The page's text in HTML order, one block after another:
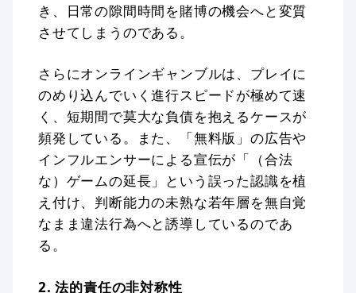
き、日常の隙間時間を賭博の機会へと変質
させてしまうのである。
さらにオンラインギャンブルは、プレイに
のめり込んでいく進行スピードが極めて速
く、短期間で莫大な負債を抱えるケースが
頻発している。また、「無料版」の広告や
インフルエンサーによる宣伝が「（合法
な）ゲームの延長」という誤った認識を植
え付け、判断能力の未熟な若年層を無自覚
なまま違法行為へと誘導しているのであ
る。
2. 法的責任の非対称性